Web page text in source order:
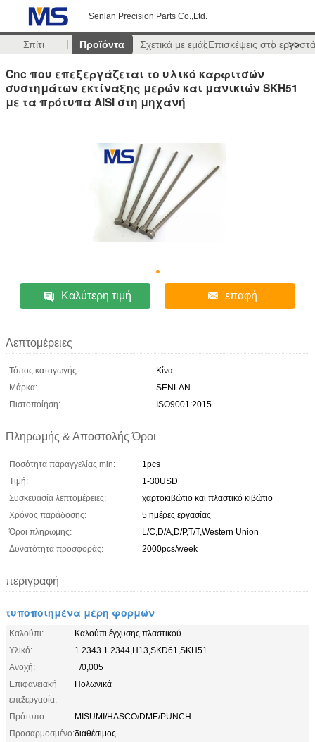
Senlan Precision Parts Co.,Ltd.
Σπίτι Προϊόντα Σχετικά με εμάςΕπισκέψεις στο >>
Cnc που επεξεργάζεται το υλικό καρφιτσών
συστημάτων εκτίναξης μερών και μανικιών SKH51
με τα πρότυπα AISI στη μηχανή
Καλύτερη τιμή επαφή
Λεπτομέρειες
Τόπος καταγωγής:
Κίνα
Μάρκα:
SENLAN
Πιστοποίηση:
ISO9001:2015
Πληρωμής & Αποστολής Όροι
Ποσότητα παραγγελίας min:
1pcs
Τιμή:
1-30USD
Συσκευασία λεπτομέρειες:
χαρτοκιβώτιο και πλαστικό κιβώτιο
Χρόνος παράδοσης:
5 ημέρες εργασίας
Όροι πληρωμής:
L/C,D/A,D/P,T/T,Western Union
Δυνατότητα προσφοράς:
2000pcs/week
περιγραφή
τυποποιημένα μέρη φορμών
Καλούπι:
Καλούπι έγχυσης πλαστικού
Υλικό:
1.2343.1.2344,H13,SKD61,SKH51
Ανοχή:
+/0,005
Επιφανειακή
επεξεργασία:
Πολωνικά
Πρότυπο:
MISUMI/HASCO/DME/PUNCH
Προσαρμοσμένο:διαθέσιμος